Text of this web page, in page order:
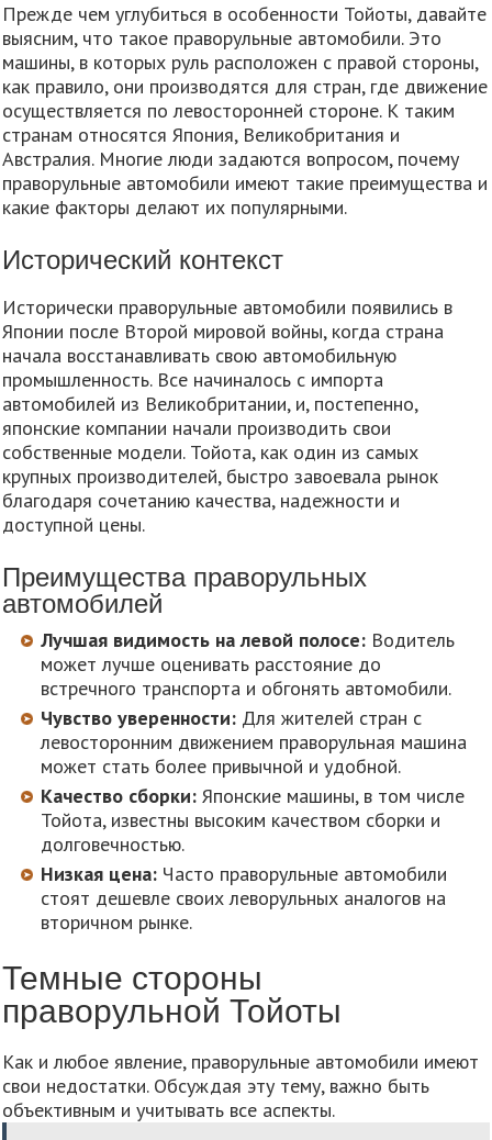
Прежде чем углубиться в особенности Тойоты, давайте
выясним, что такое праворульные автомобили. Это
машины, в которых руль расположен с правой стороны,
как правило, они производятся для стран, где движение
осуществляется по левосторонней стороне. К таким
странам относятся Япония, Великобритания и
Австралия. Многие люди задаются вопросом, почему
праворульные автомобили имеют такие преимущества и
какие факторы делают их популярными.
Исторический контекст
Исторически праворульные автомобили появились в
Японии после Второй мировой войны, когда страна
начала восстанавливать свою автомобильную
промышленность. Все начиналось с импорта
автомобилей из Великобритании, и, постепенно,
японские компании начали производить свои
собственные модели. Тойота, как один из самых
крупных производителей, быстро завоевала рынок
благодаря сочетанию качества, надежности и
доступной цены.
Преимущества праворульных
автомобилей
Лучшая видимость на левой полосе: Водитель
может лучше оценивать расстояние до
встречного транспорта и обгонять автомобили.
Чувство уверенности: Для жителей стран с
левосторонним движением праворульная машина
может стать более привычной и удобной.
Качество сборки: Японские машины, в том числе
Тойота, известны высоким качеством сборки и
долговечностью.
Низкая цена: Часто праворульные автомобили
стоят дешевле своих леворульных аналогов на
вторичном рынке.
Темные стороны
праворульной Тойоты
Как и любое явление, праворульные автомобили имеют
свои недостатки. Обсуждая эту тему, важно быть
объективным и учитывать все аспекты.